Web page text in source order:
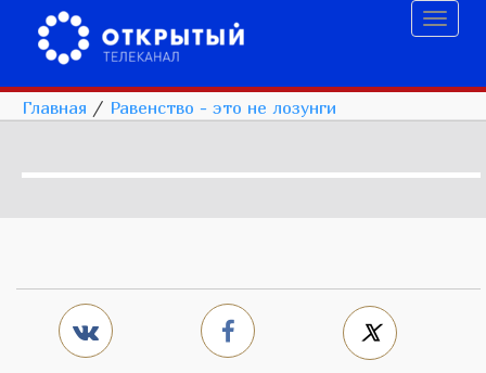
Главная / Равенство - это не лозунги